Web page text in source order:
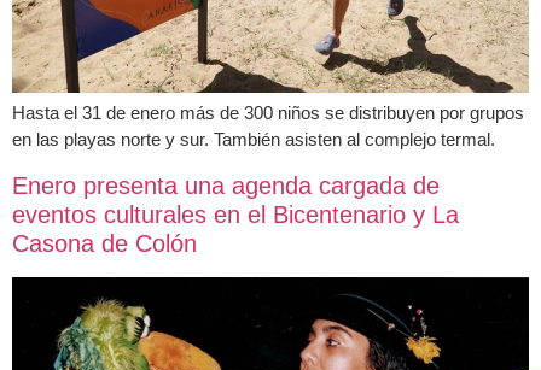
Hasta el 31 de enero más de 300 niños se distribuyen por grupos
en las playas norte y sur. También asisten al complejo termal.
Enero presenta una agenda cargada de
eventos culturales en el Bicentenario y La
Casona de Colón